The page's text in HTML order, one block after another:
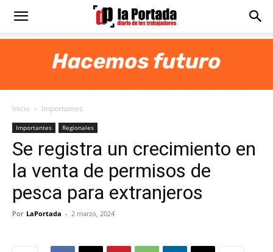
Diario
Portada
Inicio Importantes
Importantes Regionales
Se registra un crecimiento en
la venta de permisos de
pesca para extranjeros
Por LaPortada - 2 marzo, 2024